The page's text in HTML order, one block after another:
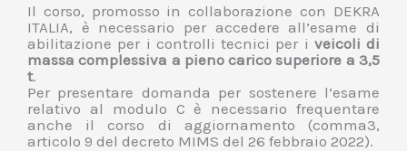
Il corso, promosso in collaborazione con DEKRA
ITALIA, è necessario per accedere all’esame di
abilitazione per i controlli tecnici per i veicoli di
massa complessiva a pieno carico superiore a 3,5
t.
Per presentare domanda per sostenere l’esame
relativo al modulo C è necessario frequentare
anche il corso di aggiornamento (comma3,
articolo 9 del decreto MIMS del 26 febbraio 2022).